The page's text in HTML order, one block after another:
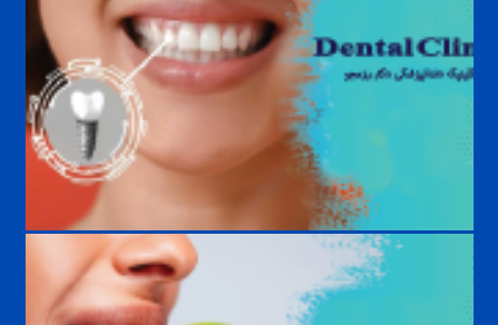
مراقبت‌های بعد از ایمپلنت دندان | راهنمای کامل افزایش عمر ایمپلنت